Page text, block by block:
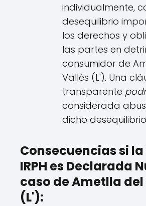
individualmente,
desequilibrio
los derechos y
las partes en
consumidor de
Vallès (L'). Una
transparente
considerada
dicho
Consecuencias si
IRPH es Declarada
caso de Ametlla
(L'):